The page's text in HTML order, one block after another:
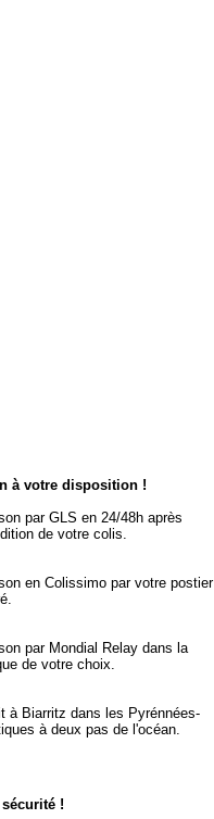
à votre disposition !
par GLS en 24/48h après
de votre colis.
en Colissimo par votre postier
par Mondial Relay dans la
de votre choix.
à Biarritz dans les Pyrénnées-
à deux pas de l'océan.
!